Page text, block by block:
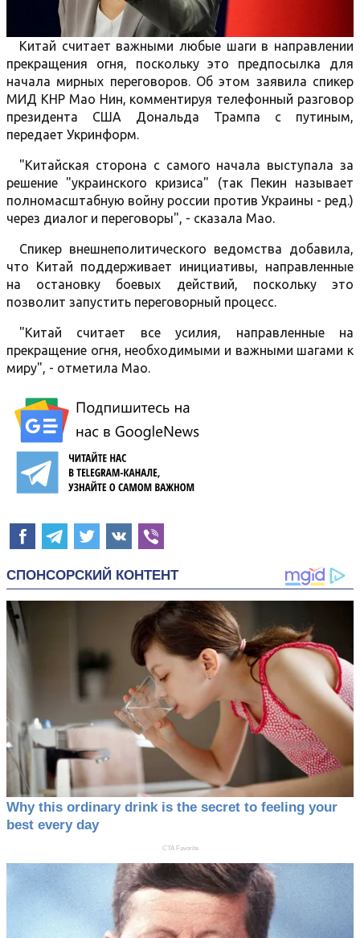
Китай считает важными любые шаги в направлении
прекращения огня, поскольку это предпосылка для
начала мирных переговоров. Об этом заявила спикер
МИД КНР Мао Нин, комментируя телефонный разговор
президента США Дональда Трампа с путиным,
передает Укринформ.
"Китайская сторона с самого начала выступала за
решение "украинского кризиса" (так Пекин называет
полномасштабную войну россии против Украины - ред.)
через диалог и переговоры", - сказала Мао.
Спикер внешнеполитического ведомства добавила,
что Китай поддерживает инициативы, направленные
на остановку боевых действий, поскольку это
позволит запустить переговорный процесс.
"Китай считает все усилия, направленные на
прекращение огня, необходимыми и важными шагами к
миру", - отметила Мао.